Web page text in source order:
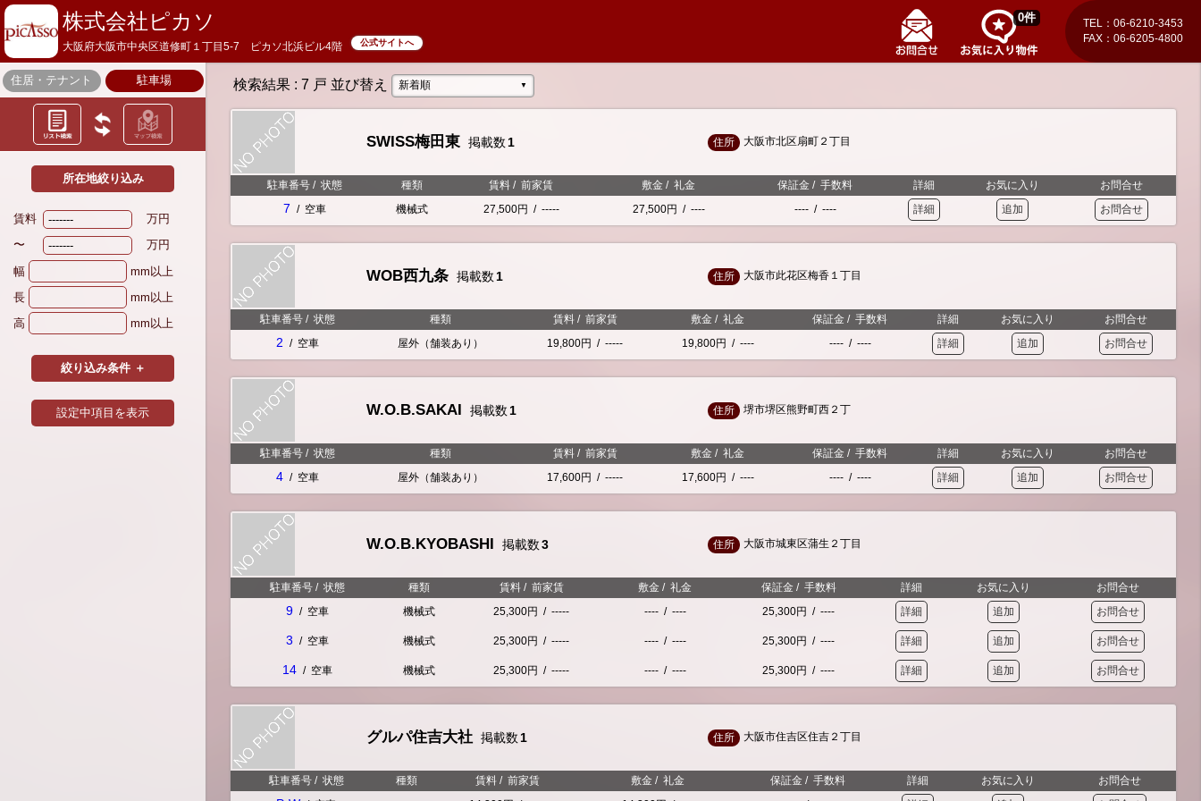
株式会社ピカソ
大阪府大阪市中央区道修町１丁目5-7 ピカソ北浜ビル4階 公式サイトへ
0件
TEL：06-6210-3453
FAX：06-6205-4800
住居・テナント 駐車場
所在地絞り込み
賃料
万円
〜
万円
幅
mm以上
長
mm以上
高
mm以上
絞り込み条件 ＋
設定中項目を表示
検索結果 : 7 戸 並び替え 新着順 ▼
SWISS梅田東 掲載数 1 住所 大阪市北区扇町２丁目
駐車番号/ 状態 種類 賃料 / 前家賃 敷金 / 礼金 保証金 / 手数料 詳細 お気に入り お問合せ
7 / 空車 機械式 27,500円 / ----- 27,500円 / ---- ---- / ---- 詳細 追加 お問合せ
WOB西九条 掲載数 1 住所 大阪市此花区梅香１丁目
駐車番号/ 状態 種類 賃料/ 前家賃 敷金 / 礼金 保証金 / 手数料 詳細 お気に入り お問合せ
2 / 空車 屋外（舗装あり） 19,800円 / ----- 19,800円 / ---- ---- / ---- 詳細 追加 お問合せ
W.O.B.SAKAI 掲載数 1 住所 堺市堺区熊野町西２丁
駐車番号/ 状態 種類 賃料/ 前家賃 敷金 / 礼金 保証金 / 手数料 詳細 お気に入り お問合せ
4 / 空車 屋外（舗装あり） 17,600円 / ----- 17,600円 / ---- ---- / ---- 詳細 追加 お問合せ
W.O.B.KYOBASHI 掲載数3 住所 大阪市城東区蒲生２丁目
駐車番号/ 状態 種類 賃料/ 前家賃 敷金 / 礼金 保証金 / 手数料 詳細 お気に入り お問合せ
9 / 空車 機械式 25,300円 / ----- ---- / ---- 25,300円 / ---- 詳細 追加 お問合せ
3 / 空車 機械式 25,300円 / ----- ---- / ---- 25,300円 / ---- 詳細 追加 お問合せ
14 / 空車 機械式 25,300円 / ----- ---- / ---- 25,300円 / ---- 詳細 追加 お問合せ
グルパ住吉大社 掲載数 1 住所 大阪市住吉区住吉２丁目
駐車番号/ 状態 種類 賃料/ 前家賃 敷金 / 礼金 保証金 / 手数料 詳細 お気に入り お問合せ